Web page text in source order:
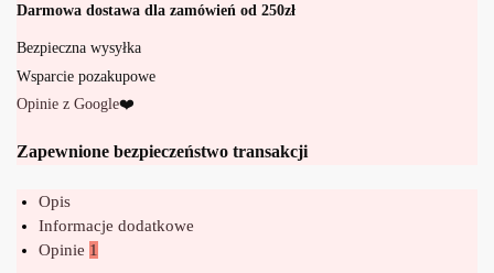
Darmowa dostawa dla zamówień od 250zł
Bezpieczna wysyłka
Wsparcie pozakupowe
Opinie z Google❤️
Zapewnione bezpieczeństwo transakcji
Opis
Informacje dodatkowe
Opinie 1